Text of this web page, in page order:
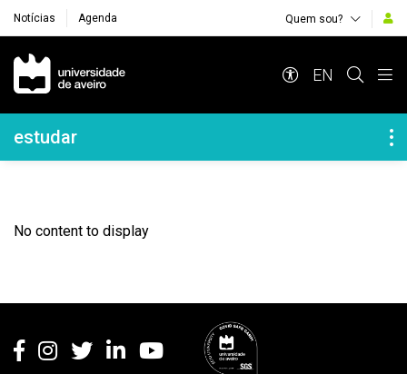
Notícias Agenda Quem sou?
Navegação Principal
EN
Navegação Lateral
estudar
No content to display